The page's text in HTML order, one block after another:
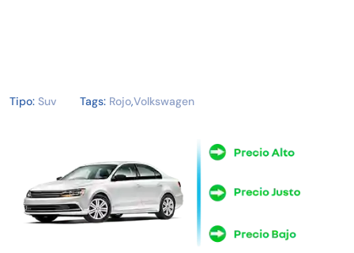
Tipo: Suv Tags: Rojo,Volkswagen